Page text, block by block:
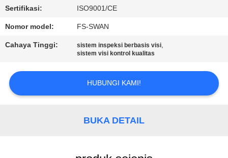
BERITA
PERMINTAAN
PENAWARAN
Sertifikasi: ISO9001/CE
Nomor model: FS-SWAN
Cahaya Tinggi: sistem inspeksi berbasis visi,
sistem visi kontrol kualitas
HUBUNGI KAMI!
BUKA DETAIL